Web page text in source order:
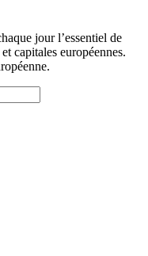
jour l’essentiel de
capitales européennes.